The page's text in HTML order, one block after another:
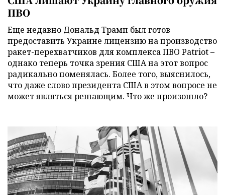
ПВО
Еще недавно Дональд Трамп был готов
предоставить Украине лицензию на производство
ракет-перехватчиков для комплекса ПВО Patriot –
однако теперь точка зрения США на этот вопрос
радикально поменялась. Более того, выяснилось,
что даже слово президента США в этом вопросе не
может являться решающим. Что же произошло?